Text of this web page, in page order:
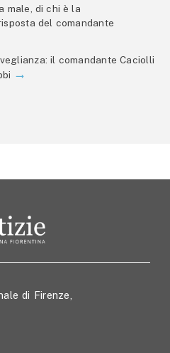
male, di chi è la
del comandante
il comandante Caciolli
di Firenze,